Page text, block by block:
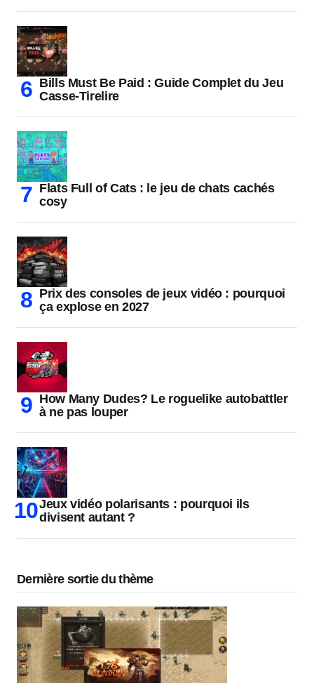
Bills Must Be Paid : Guide Complet du Jeu
Casse-Tirelire
Flats Full of Cats : le jeu de chats cachés
cosy
Prix des consoles de jeux vidéo : pourquoi
ça explose en 2027
How Many Dudes? Le roguelike autobattler
à ne pas louper
Jeux vidéo polarisants : pourquoi ils
divisent autant ?
Dernière sortie du thème